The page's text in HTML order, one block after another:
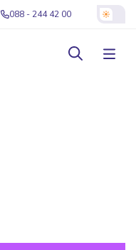
088 - 244 42 00